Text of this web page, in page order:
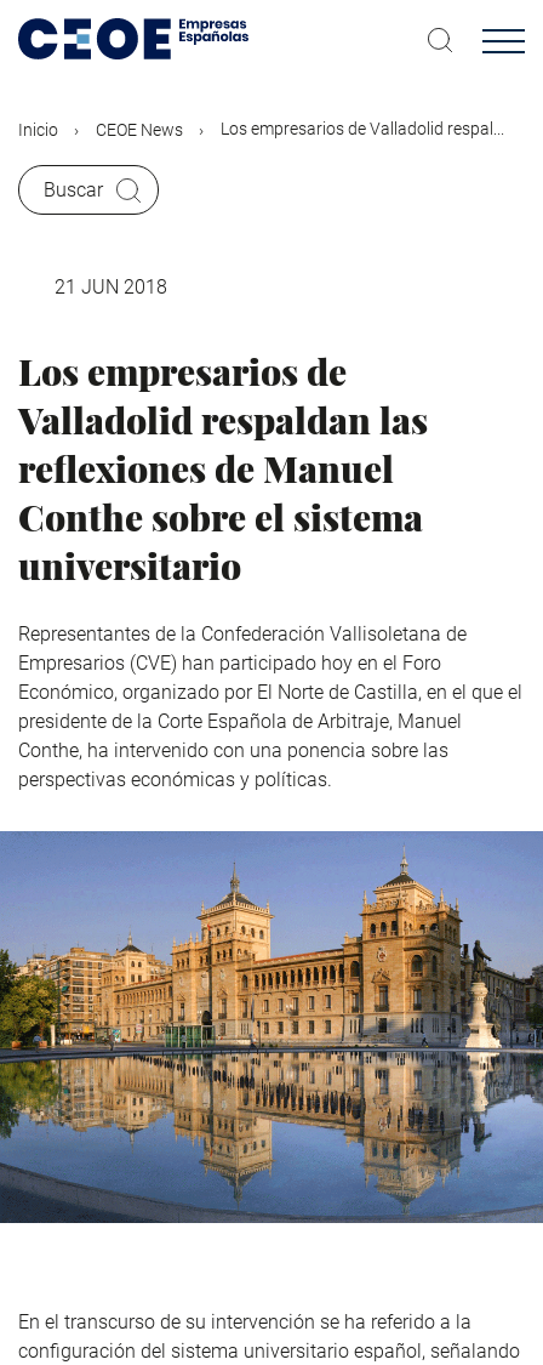
contenido
Inicio CEOE News Los empresarios de Valladolid respal...
Buscar
21 JUN 2018
Los empresarios de
Valladolid respaldan las
reflexiones de Manuel
Conthe sobre el sistema
universitario
Representantes de la Confederación Vallisoletana de
Empresarios (CVE) han participado hoy en el Foro
Económico, organizado por El Norte de Castilla, en el que el
presidente de la Corte Española de Arbitraje, Manuel
Conthe, ha intervenido con una ponencia sobre las
perspectivas económicas y políticas.
En el transcurso de su intervención se ha referido a la
configuración del sistema universitario español, señalando